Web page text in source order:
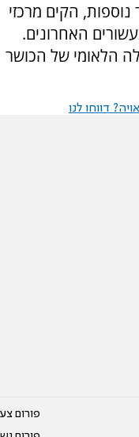
הקים מרכזי
האחרונים.
הלאומי של הכושר
דווחו לנו
פורום